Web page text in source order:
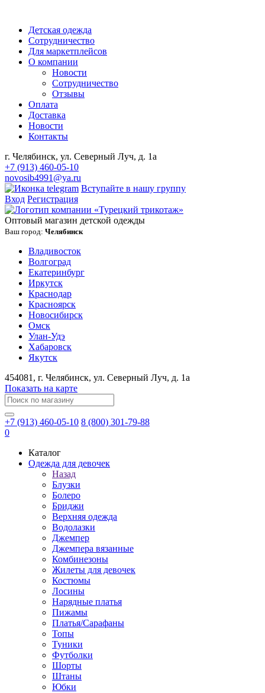
Детская одежда
Сотрудничество
Для маркетплейсов
О компании
Новости
Сотрудничество
Отзывы
Оплата
Доставка
Новости
Контакты
г. Челябинск, ул. Северный Луч, д. 1а
+7 (913) 460-05-10
novosib4991@ya.ru
Вступайте в нашу группу
Вход Регистрация
Оптовый магазин детской одежды
Ваш город: Челябинск
Владивосток
Волгоград
Екатеринбург
Иркутск
Краснодар
Красноярск
Новосибирск
Омск
Улан-Удэ
Хабаровск
Якутск
454081 , г. Челябинск, ул. ​Северный Луч, д. 1а
Показать на карте
+7 (913) 460-05-10 8 (800) 301-79-88
0
Каталог
Одежда для девочек
Назад
Блузки
Болеро
Бриджи
Верхняя одежда
Водолазки
Джемпер
Джемпера вязанные
Комбинезоны
Жилеты для девочек
Костюмы
Лосины
Нарядные платья
Пижамы
Платья/Сарафаны
Топы
Туники
Футболки
Шорты
Штаны
Юбки